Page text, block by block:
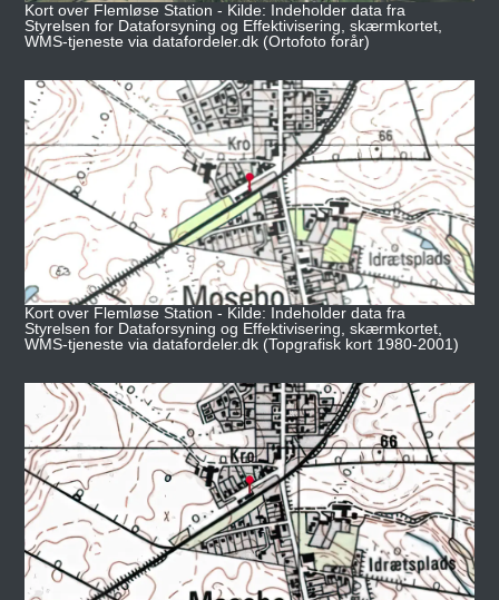
Kort over Flemløse Station - Kilde: Indeholder data fra
Styrelsen for Dataforsyning og Effektivisering, skærmkortet,
WMS-tjeneste via datafordeler.dk (Ortofoto forår)
Kort over Flemløse Station - Kilde: Indeholder data fra
Styrelsen for Dataforsyning og Effektivisering, skærmkortet,
WMS-tjeneste via datafordeler.dk (Topgrafisk kort 1980-2001)